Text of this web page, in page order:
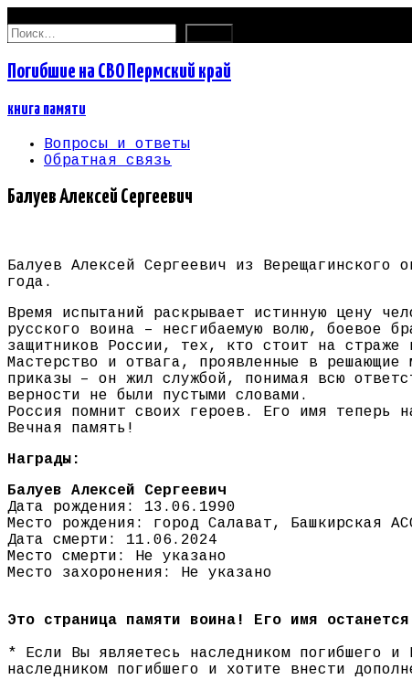
Найти:
Погибшие на СВО Пермский край
книга памяти
Вопросы и ответы
Обратная связь
Балуев Алексей Сергеевич
Балуев Алексей Сергеевич из Верещагинского
года.
Время испытаний раскрывает истинную цену
русского воина – несгибаемую волю, боевое
защитников России, тех, кто стоит на страже
Мастерство и отвага, проявленные в
приказы – он жил службой, понимая всю
верности не были пустыми словами.
Россия помнит своих героев. Его имя теперь
Вечная память!
Награды:
Балуев Алексей Сергеевич
Дата рождения: 13.06.1990
Место рождения: город Салават, Башкирская
Дата смерти: 11.06.2024
Место смерти: Не указано
Место захоронения: Не указано
Это страница памяти воина! Его имя
* Если Вы являетесь наследником погибшего
наследником погибшего и хотите внести